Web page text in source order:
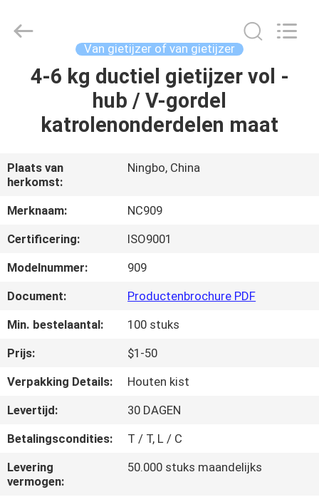
HUIS
PRODUCTEN
VIDEO'S
OVER
ONS
KWALITEITSCONTROLE
NEEM
MET
ONS
OP
CO.,LTD.
Van gietijzer of van gietijzer
4-6 kg ductiel gietijzer vol -
hub / V-gordel
katrolenonderdelen maat
Plaats van
herkomst:
Ningbo, China
Merknaam:
NC909
Certificering:
ISO9001
Modelnummer:
909
Document:
Productenbrochure PDF
Min. bestelaantal:
100 stuks
Prijs:
$1-50
Verpakking Details:
Houten kist
Levertijd:
30 DAGEN
Betalingscondities:
T / T, L / C
Levering
vermogen:
50.000 stuks maandelijks